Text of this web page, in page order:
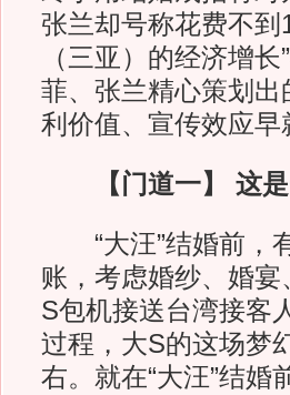
张兰却号称花费不到
（三亚）的经济增
菲、张兰精心策划
利价值、宣传效应
【门道一】 这
“大汪”结婚前，
账，考虑婚纱、婚
S包机接送台湾接客
过程，大S的这场梦
右。就在“大汪”结